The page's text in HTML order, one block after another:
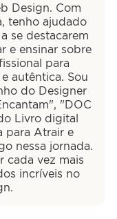
Design. Com
tenho ajudado
se destacarem
e ensinar sobre
para
autêntica. Sou
do Designer
"DOC
Livro digital
para Atrair e
nessa jornada.
cada vez mais
incríveis no